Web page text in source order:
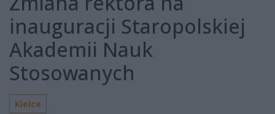
inauguracji Staropolskiej
Akademii Nauk
Stosowanych
Kielce